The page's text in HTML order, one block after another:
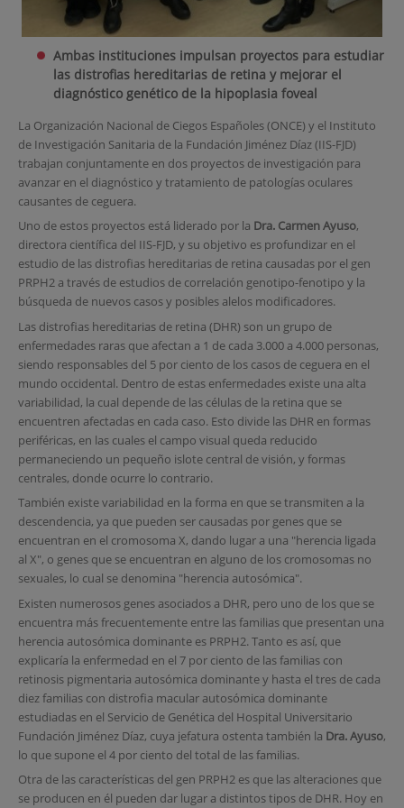
Ambas instituciones impulsan proyectos para estudiar
las distrofias hereditarias de retina y mejorar el
diagnóstico genético de la hipoplasia foveal
La Organización Nacional de Ciegos Españoles (ONCE) y el Instituto
de Investigación Sanitaria de la Fundación Jiménez Díaz (IIS-FJD)
trabajan conjuntamente en dos proyectos de investigación para
avanzar en el diagnóstico y tratamiento de patologías oculares
causantes de ceguera.
Uno de estos proyectos está liderado por la Dra. Carmen Ayuso,
directora científica del IIS-FJD, y su objetivo es profundizar en el
estudio de las distrofias hereditarias de retina causadas por el gen
PRPH2 a través de estudios de correlación genotipo-fenotipo y la
búsqueda de nuevos casos y posibles alelos modificadores.
Las distrofias hereditarias de retina (DHR) son un grupo de
enfermedades raras que afectan a 1 de cada 3.000 a 4.000 personas,
siendo responsables del 5 por ciento de los casos de ceguera en el
mundo occidental. Dentro de estas enfermedades existe una alta
variabilidad, la cual depende de las células de la retina que se
encuentren afectadas en cada caso. Esto divide las DHR en formas
periféricas, en las cuales el campo visual queda reducido
permaneciendo un pequeño islote central de visión, y formas
centrales, donde ocurre lo contrario.
También existe variabilidad en la forma en que se transmiten a la
descendencia, ya que pueden ser causadas por genes que se
encuentran en el cromosoma X, dando lugar a una "herencia ligada
al X", o genes que se encuentran en alguno de los cromosomas no
sexuales, lo cual se denomina "herencia autosómica".
Existen numerosos genes asociados a DHR, pero uno de los que se
encuentra más frecuentemente entre las familias que presentan una
herencia autosómica dominante es PRPH2. Tanto es así, que
explicaría la enfermedad en el 7 por ciento de las familias con
retinosis pigmentaria autosómica dominante y hasta el tres de cada
diez familias con distrofia macular autosómica dominante
estudiadas en el Servicio de Genética del Hospital Universitario
Fundación Jiménez Díaz, cuya jefatura ostenta también la Dra. Ayuso,
lo que supone el 4 por ciento del total de las familias.
Otra de las características del gen PRPH2 es que las alteraciones que
se producen en él pueden dar lugar a distintos tipos de DHR. Hoy en